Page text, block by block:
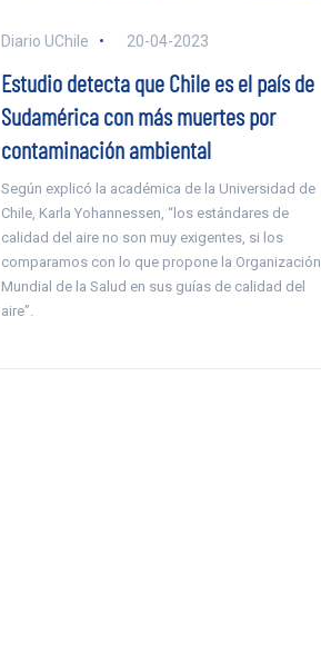
Diario UChile 20-04-2023
Estudio detecta que Chile es el país de
Sudamérica con más muertes por
contaminación ambiental
Según explicó la académica de la Universidad de
Chile, Karla Yohannessen, “los estándares de
calidad del aire no son muy exigentes, si los
comparamos con lo que propone la Organización
Mundial de la Salud en sus guías de calidad del
aire”.